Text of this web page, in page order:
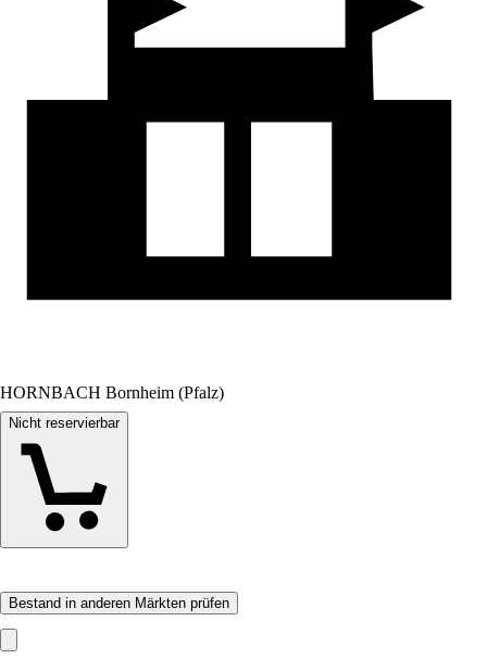
HORNBACH Bornheim (Pfalz)
Nicht reservierbar
Bestand in anderen Märkten prüfen